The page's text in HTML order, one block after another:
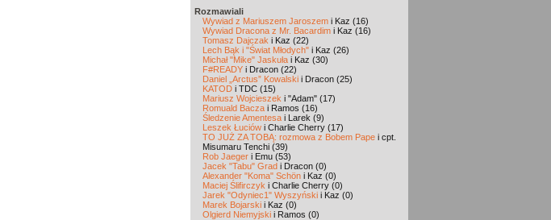
Rozmawiali
Wywiad z Mariuszem Jaroszem i Kaz (16)
Wywiad Dracona z Mr. Bacardim i Kaz (16)
Tomasz Dajczak i Kaz (22)
Lech Bąk i "Świat Młodych" i Kaz (26)
Michał "Mike" Jaskuła i Kaz (30)
F#READY i Dracon (22)
Daniel „Arctus” Kowalski i Dracon (25)
KATOD i TDC (15)
Mariusz Wojcieszek i "Adam" (17)
Romuald Bacza i Ramos (16)
Śledzenie Amentesa i Larek (9)
Leszek Łuciów i Charlie Cherry (17)
TO JUŻ ZA TOBĄ: rozmowa z Bobem Pape i cpt.
Misumaru Tenchi (39)
Rob Jaeger i Emu (53)
Jacek "Tabu" Grad i Dracon (0)
Alexander "Koma" Schön i Kaz (0)
Maciej Ślifirczyk i Charlie Cherry (0)
Jarek "Odyniec1" Wyszyński i Kaz (0)
Marek Bojarski i Kaz (0)
Olgierd Niemyjski i Ramos (0)